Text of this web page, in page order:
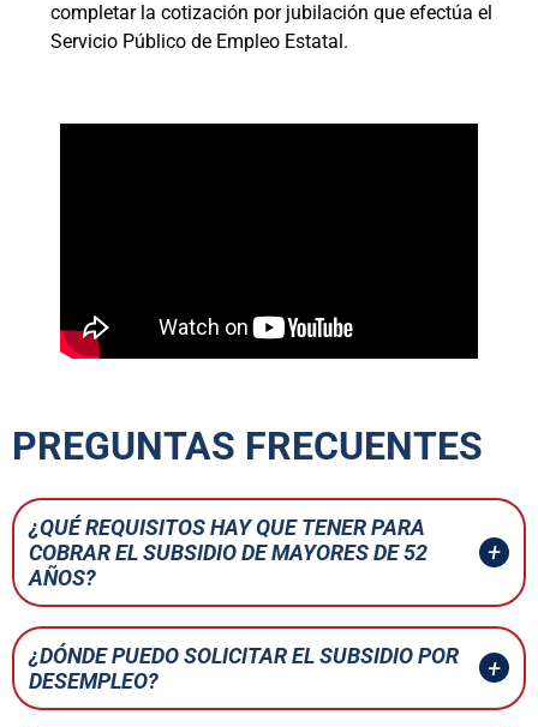
completar la cotización por jubilación que efectúa el
Servicio Público de Empleo Estatal.
PREGUNTAS FRECUENTES
¿QUÉ REQUISITOS HAY QUE TENER PARA
COBRAR EL SUBSIDIO DE MAYORES DE 52
AÑOS?
¿DÓNDE PUEDO SOLICITAR EL SUBSIDIO POR
DESEMPLEO?